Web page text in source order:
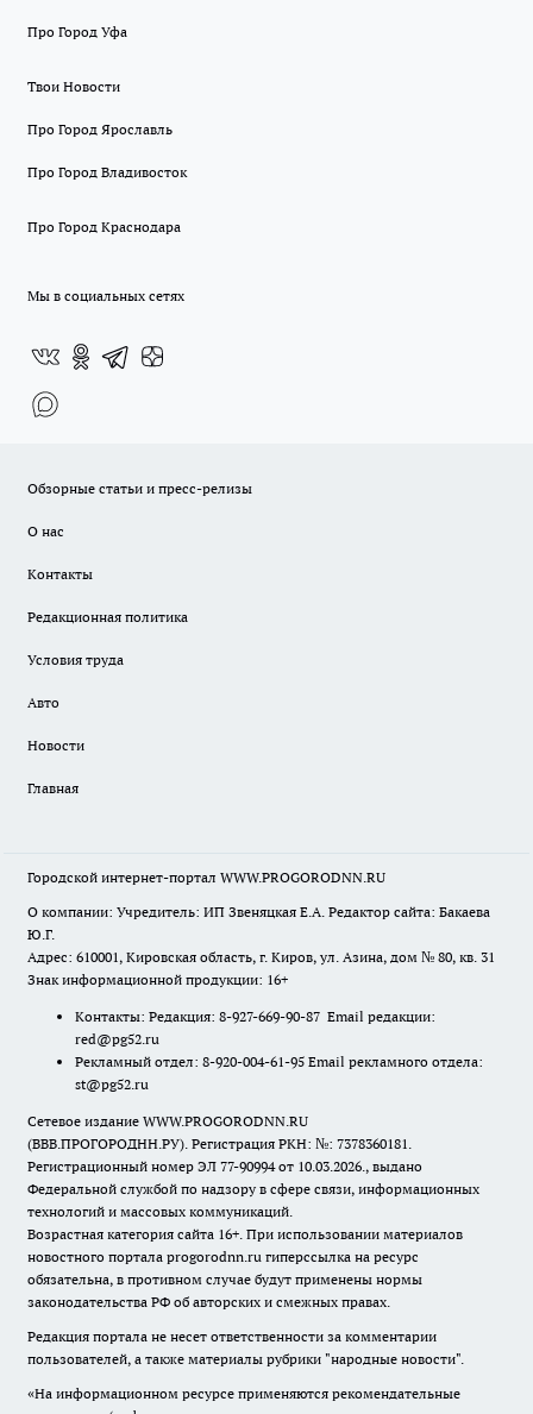
Про Город Уфа
Твои Новости
Про Город Ярославль
Про Город Владивосток
Про Город Краснодара
Мы в социальных сетях
Обзорные статьи и пресс-релизы
О нас
Контакты
Редакционная политика
Условия труда
Авто
Новости
Главная
Городской интернет-портал WWW.PROGORODNN.RU
О компании: Учредитель: ИП Звеняцкая Е.А. Редактор сайта: Бакаева
Ю.Г.
Адрес: 610001, Кировская область, г. Киров, ул. Азина, дом № 80, кв. 31
Знак информационной продукции: 16+
Контакты: Редакция: 8-927-669-90-87 Email редакции:
red@pg52.ru
Рекламный отдел: 8-920-004-61-95 Email рекламного отдела:
st@pg52.ru
Сетевое издание WWW.PROGORODNN.RU
(ВВВ.ПРОГОРОДНН.РУ). Регистрация РКН: №: 7378360181.
Регистрационный номер ЭЛ 77-90994 от 10.03.2026., выдано
Федеральной службой по надзору в сфере связи, информационных
технологий и массовых коммуникаций.
Возрастная категория сайта 16+. При использовании материалов
новостного портала progorodnn.ru гиперссылка на ресурс
обязательна, в противном случае будут применены нормы
законодательства РФ об авторских и смежных правах.
Редакция портала не несет ответственности за комментарии
пользователей, а также материалы рубрики "народные новости".
«На информационном ресурсе применяются рекомендательные